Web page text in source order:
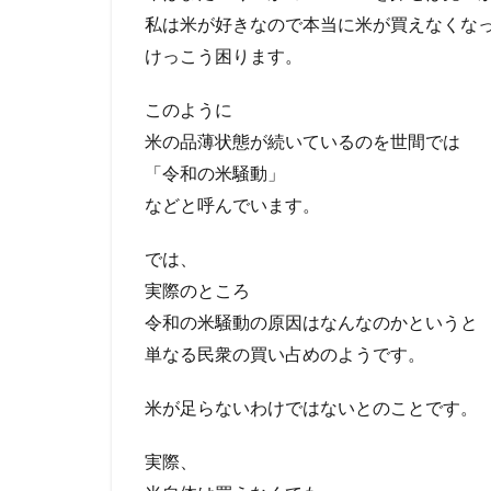
私は米が好きなので本当に米が買えなくな
けっこう困ります。
このように
米の品薄状態が続いているのを世間では
「令和の米騒動」
などと呼んでいます。
では、
実際のところ
令和の米騒動の原因はなんなのかというと
単なる民衆の買い占めのようです。
米が足らないわけではないとのことです。
実際、